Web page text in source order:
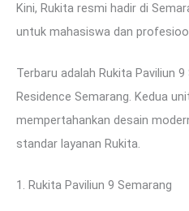
Kini, Rukita resmi hadir di
untuk mahasiswa dan
Terbaru adalah Rukita Paviliun
Residence Semarang. Kedua
mempertahankan desain
standar layanan Rukita.
1. Rukita Paviliun 9 Semarang